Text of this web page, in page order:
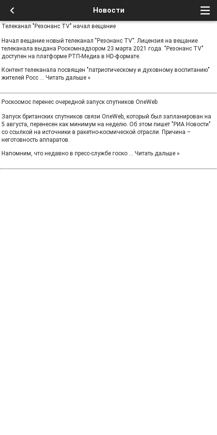
Новости
Телеканал "Резонанс TV" начал вещание
Начал вещание новый телеканал "Резонанс TV". Лицензия на вещание
телеканала выдана Роскомнадзором 23 марта 2021 года. "Резонанс TV"
доступен на платформе РТП-Медиа в HD-формате.
Контент телеканала посвящен "патриотическому и духовному воспитанию"
жителей Росс ... Читать дальше »
Роскосмос перенес очередной запуск спутников OneWeb
Запуск британских спутников связи OneWeb, который был запланирован на
5 августа, перенесен как минимум на неделю. Об этом пишет "РИА Новости"
со ссылкой на источники в ракетно-космической отрасли. Причина –
неготовность аппаратов.
Напомним, что недавно в пресс-службе госко ... Читать дальше »